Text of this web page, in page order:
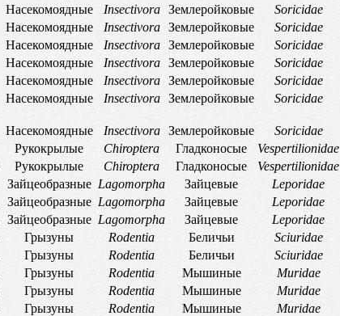
Насекомоядные Insectivora Землеройковые Soricidae
Насекомоядные Insectivora Землеройковые Soricidae
Насекомоядные Insectivora Землеройковые Soricidae
Насекомоядные Insectivora Землеройковые Soricidae
Насекомоядные Insectivora Землеройковые Soricidae
Насекомоядные Insectivora Землеройковые Soricidae
Насекомоядные Insectivora Землеройковые Soricidae
Рукокрылые Chiroptera Гладконосые Vespertilionidae
Рукокрылые Chiroptera Гладконосые Vespertilionidae
Зайцеобразные Lagomorpha Зайцевые Leporidae
Зайцеобразные Lagomorpha Зайцевые Leporidae
Зайцеобразные Lagomorpha Зайцевые Leporidae
Грызуны Rodentia Беличьи Sciuridae
Грызуны Rodentia Беличьи Sciuridae
Грызуны Rodentia Мышиные Muridae
Грызуны Rodentia Мышиные Muridae
Грызуны Rodentia Мышиные Muridae